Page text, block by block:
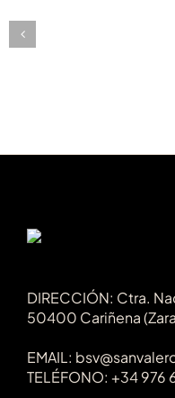
DIRECCIÓN: Ctra.
50400 Cariñena
EMAIL:
TELÉFONO: +34